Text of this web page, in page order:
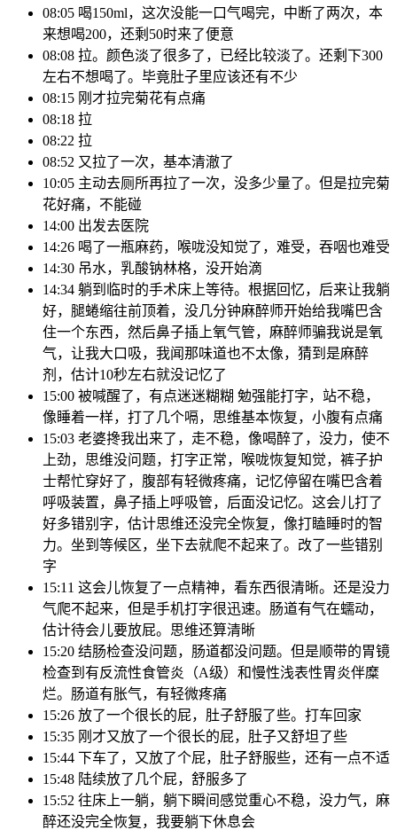
08:05 喝150ml，这次没能一口气喝完，中断了两次，本
来想喝200，还剩50时来了便意
08:08 拉。颜色淡了很多了，已经比较淡了。还剩下300
左右不想喝了。毕竟肚子里应该还有不少
08:15 刚才拉完菊花有点痛
08:18 拉
08:22 拉
08:52 又拉了一次，基本清澈了
10:05 主动去厕所再拉了一次，没多少量了。但是拉完菊
花好痛，不能碰
14:00 出发去医院
14:26 喝了一瓶麻药，喉咙没知觉了，难受，吞咽也难受
14:30 吊水，乳酸钠林格，没开始滴
14:34 躺到临时的手术床上等待。根据回忆，后来让我躺
好，腿蜷缩往前顶着，没几分钟麻醉师开始给我嘴巴含
住一个东西，然后鼻子插上氧气管，麻醉师骗我说是氧
气，让我大口吸，我闻那味道也不太像，猜到是麻醉
剂，估计10秒左右就没记忆了
15:00 被喊醒了，有点迷迷糊糊 勉强能打字，站不稳，
像睡着一样，打了几个嗝，思维基本恢复，小腹有点痛
15:03 老婆搀我出来了，走不稳，像喝醉了，没力，使不
上劲，思维没问题，打字正常，喉咙恢复知觉，裤子护
士帮忙穿好了，腹部有轻微疼痛，记忆停留在嘴巴含着
呼吸装置，鼻子插上呼吸管，后面没记忆。这会儿打了
好多错别字，估计思维还没完全恢复，像打瞌睡时的智
力。坐到等候区，坐下去就爬不起来了。改了一些错别
字
15:11 这会儿恢复了一点精神，看东西很清晰。还是没力
气爬不起来，但是手机打字很迅速。肠道有气在蠕动，
估计待会儿要放屁。思维还算清晰
15:20 结肠检查没问题，肠道都没问题。但是顺带的胃镜
检查到有反流性食管炎（A级）和慢性浅表性胃炎伴糜
烂。肠道有胀气，有轻微疼痛
15:26 放了一个很长的屁，肚子舒服了些。打车回家
15:35 刚才又放了一个很长的屁，肚子又舒坦了些
15:44 下车了，又放了个屁，肚子舒服些，还有一点不适
15:48 陆续放了几个屁，舒服多了
15:52 往床上一躺，躺下瞬间感觉重心不稳，没力气，麻
醉还没完全恢复，我要躺下休息会